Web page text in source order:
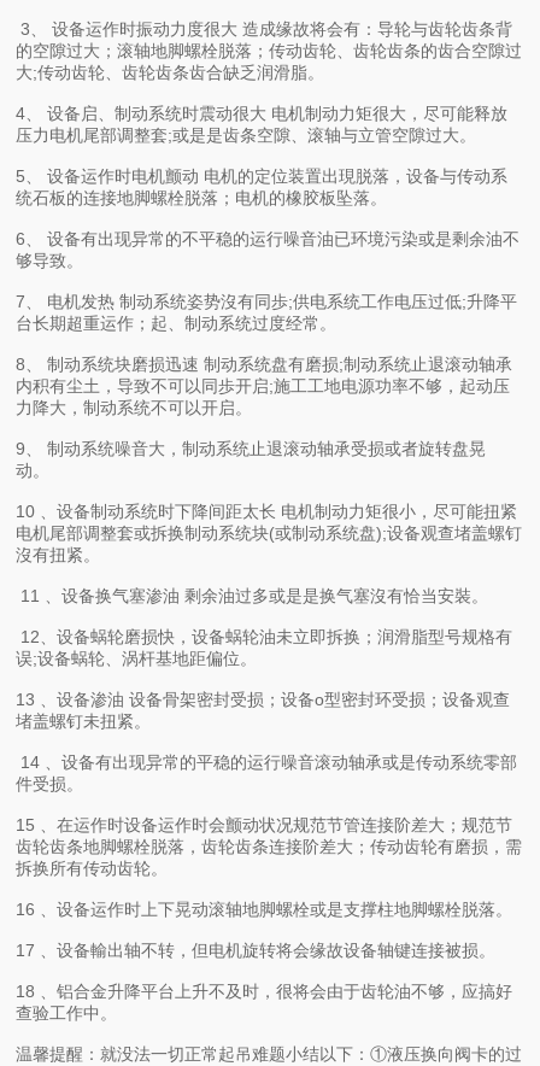
3、 设备运作时振动力度很大 造成缘故将会有：导轮与齿轮齿条背
的空隙过大；滚轴地脚螺栓脱落；传动齿轮、齿轮齿条的齿合空隙过
大;传动齿轮、齿轮齿条齿合缺乏润滑脂。
4、 设备启、制动系统时震动很大 电机制动力矩很大，尽可能释放
压力电机尾部调整套;或是是齿条空隙、滚轴与立管空隙过大。
5、 设备运作时电机颤动 电机的定位装置出現脱落，设备与传动系
统石板的连接地脚螺栓脱落；电机的橡胶板坠落。
6、 设备有出现异常的不平稳的运行噪音油已环境污染或是剩余油不
够导致。
7、 电机发热 制动系统姿势沒有同歩;供电系统工作电压过低;升降平
台长期超重运作；起、制动系统过度经常。
8、 制动系统块磨损迅速 制动系统盘有磨损;制动系统止退滚动轴承
内积有尘土，导致不可以同歩开启;施工工地电源功率不够，起动压
力降大，制动系统不可以开启。
9、 制动系统噪音大，制动系统止退滚动轴承受损或者旋转盘晃
动。
10 、设备制动系统时下降间距太长 电机制动力矩很小，尽可能扭紧
电机尾部调整套或拆换制动系统块(或制动系统盘);设备观查堵盖螺钉
沒有扭紧。
11 、设备换气塞渗油 剩余油过多或是是换气塞沒有恰当安裝。
12、设备蜗轮磨损快，设备蜗轮油未立即拆换；润滑脂型号规格有
误;设备蜗轮、涡杆基地距偏位。
13 、设备渗油 设备骨架密封受损；设备o型密封环受损；设备观查
堵盖螺钉未扭紧。
14 、设备有出现异常的平稳的运行噪音滚动轴承或是传动系统零部
件受损。
15 、在运作时设备运作时会颤动状况规范节管连接阶差大；规范节
齿轮齿条地脚螺栓脱落，齿轮齿条连接阶差大；传动齿轮有磨损，需
拆换所有传动齿轮。
16 、设备运作时上下晃动滚轴地脚螺栓或是支撑柱地脚螺栓脱落。
17 、设备輸出轴不转，但电机旋转将会缘故设备轴键连接被损。
18 、铝合金升降平台上升不及时，很将会由于齿轮油不够，应搞好
查验工作中。
温馨提醒：就没法一切正常起吊难题小结以下：①液压换向阀卡的过